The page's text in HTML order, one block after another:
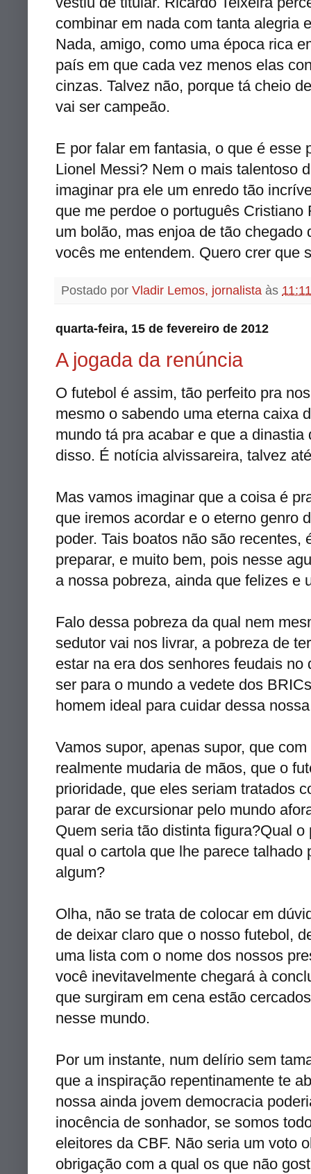
combinar em nada com tanta alegria
Nada, amigo, como uma época rica
país em que cada vez menos elas
cinzas. Talvez não, porque tá cheio
vai ser campeão.
E por falar em fantasia, o que é esse
Lionel Messi? Nem o mais talentoso
imaginar pra ele um enredo tão
que me perdoe o português
um bolão, mas enjoa de tão
vocês me entendem. Quero crer que
Postado por Vladir Lemos, jornalista às 11:11
quarta-feira, 15 de fevereiro de 2012
A jogada da renúncia
O futebol é assim, tão perfeito pra
mesmo o sabendo uma eterna caixa
mundo tá pra acabar e que a
disso. É notícia alvissareira, talvez
Mas vamos imaginar que a coisa é
que iremos acordar e o eterno genro
poder. Tais boatos não são
preparar, e muito bem, pois nesse
a nossa pobreza, ainda que felizes e
Falo dessa pobreza da qual nem
sedutor vai nos livrar, a pobreza de
estar na era dos senhores feudais
ser para o mundo a vedete dos
homem ideal para cuidar dessa
Vamos supor, apenas supor, que
realmente mudaria de mãos, que o
prioridade, que eles seriam tratados
parar de excursionar pelo mundo
Quem seria tão distinta figura?Qual
qual o cartola que lhe parece
algum?
Olha, não se trata de colocar em
de deixar claro que o nosso futebol,
uma lista com o nome dos nossos
você inevitavelmente chegará à
que surgiram em cena estão
nesse mundo.
Por um instante, num delírio sem
que a inspiração repentinamente te
nossa ainda jovem democracia
inocência de sonhador, se somos
eleitores da CBF. Não seria um voto
obrigação com a qual os que não